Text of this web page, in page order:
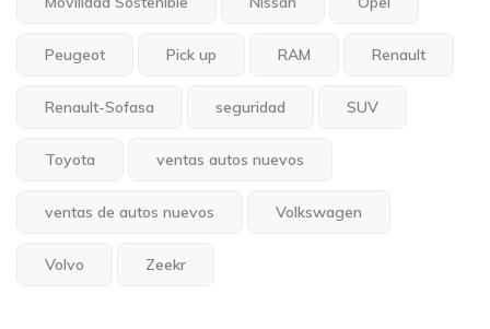
Peugeot Pick up RAM Renault
Renault-Sofasa seguridad SUV
Toyota ventas autos nuevos
ventas de autos nuevos Volkswagen
Volvo Zeekr